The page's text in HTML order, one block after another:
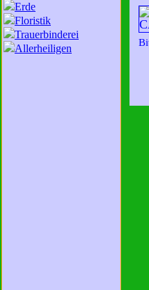
Erde
Floristik
Trauerbinderei
Allerheiligen